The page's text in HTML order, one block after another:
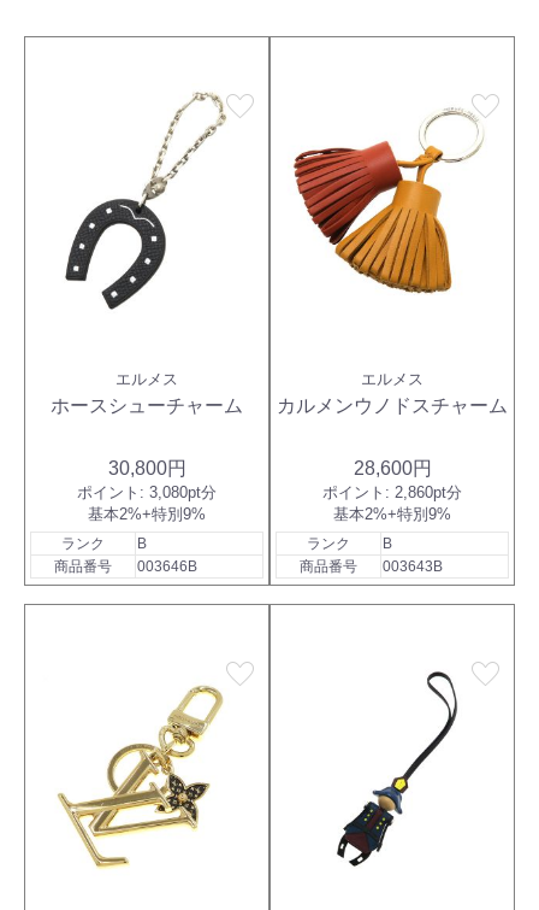
favorite
エルメス
ホースシューチャーム
30,800円
ポイント: 3,080pt分
基本2%+特別9%
ランク
B
商品番号
003646B
favorite
エルメス
カルメンウノドスチャーム
28,600円
ポイント: 2,860pt分
基本2%+特別9%
ランク
B
商品番号
003643B
favorite favorite